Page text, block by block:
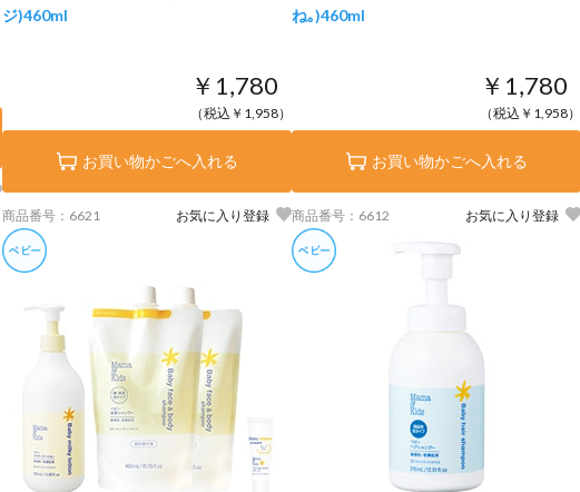
ジ)460ml
￥1,780
（税込￥1,958）
お買い物かごへ入れる
商品番号：6621 お気に入り登録
ね｡)460ml
￥1,780
（税込￥1,958）
お買い物かごへ入れる
商品番号：6612 お気に入り登録